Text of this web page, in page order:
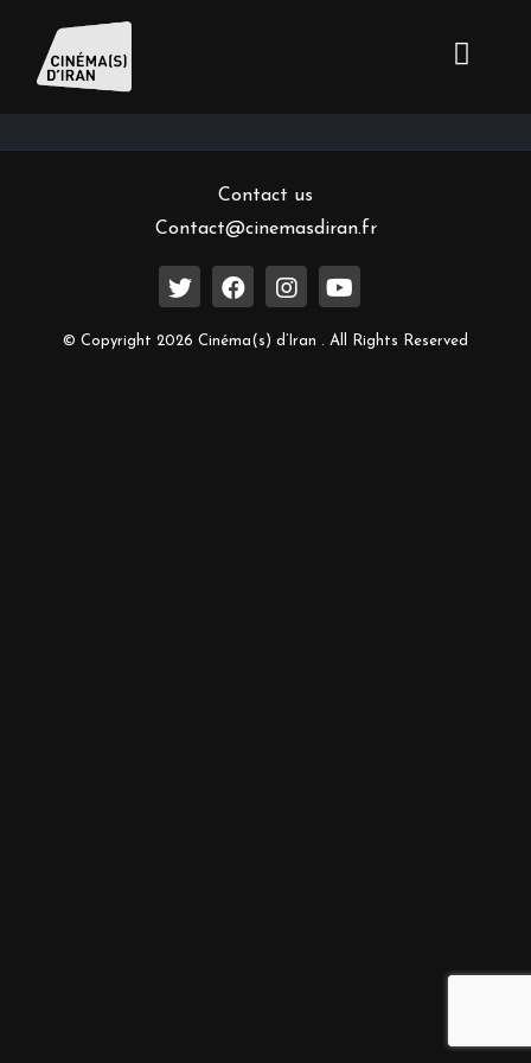
Inscrivez-vous à notre newsletter
Contact us
Contact@cinemasdiran.fr
© Copyright 2026 Cinéma(s) d’Iran . All Rights Reserved